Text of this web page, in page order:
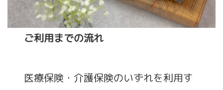
ご利用までの流れ
医療保険・介護保険のいずれを利用す